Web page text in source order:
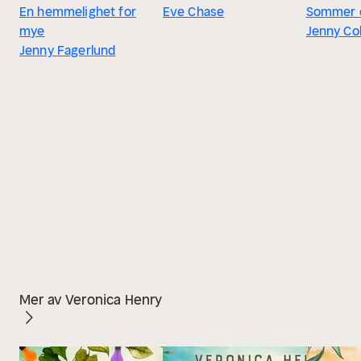
En hemmelighet for
mye
Jenny Fagerlund
Eve Chase
Sommer
Jenny
Mer av Veronica Henry